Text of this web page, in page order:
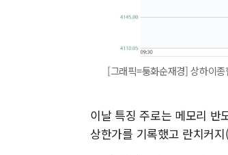
[그래픽=퉁화순재경] 상하이
이날 특징 주로는 메모리
상한가를 기록했고 란치커